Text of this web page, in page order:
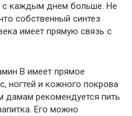
с каждым днем больше. Не
собственный синтез
имеет прямую связь с
В имеет прямое
ногтей и кожного покрова
дамам рекомендуется пить
Его можно